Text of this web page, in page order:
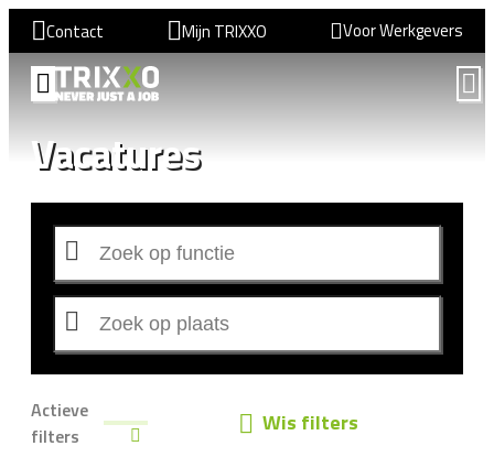
Contact Mijn TRIXXO Voor Werkgevers
Vacatures
Actieve
filters
Wis filters